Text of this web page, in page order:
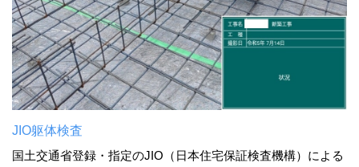
JIO躯体検査
国土交通省登録・指定のJIO（日本住宅保証検査機構）による